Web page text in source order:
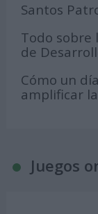
Santos
Todo sobre
de
Cómo un
amplificar
Juegos